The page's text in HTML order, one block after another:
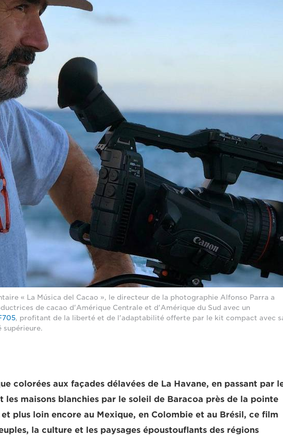
« La Música del Cacao », le directeur de la photographie Alfonso Parra a
de cacao d'Amérique Centrale et d'Amérique du Sud avec un
, profitant de la liberté et de l'adaptabilité offerte par le kit compact avec
supérieure.
colorées aux façades délavées de La Havane, en passant par
les maisons blanchies par le soleil de Baracoa près de la pointe
plus loin encore au Mexique, en Colombie et au Brésil, ce film
la culture et les paysages époustouflants des régions